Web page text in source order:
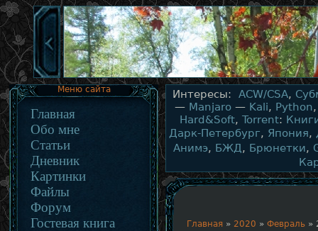
Меню сайта
Главная
Обо мне
Статьи
Дневник
Картинки
Файлы
Форум
Гостевая книга
Интересы: ACW/CSA,
— Manjaro — Kali, Python
Hard&Soft, Torrent:
Дарк-Петербург, Япония,
Анимэ, БЖД, Брюнетки,
Главная » 2020 » Февраль »